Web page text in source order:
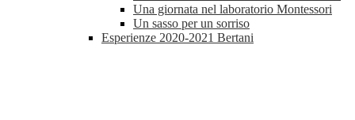
Una giornata nel laboratorio Montessori
Un sasso per un sorriso
Esperienze 2020-2021 Bertani